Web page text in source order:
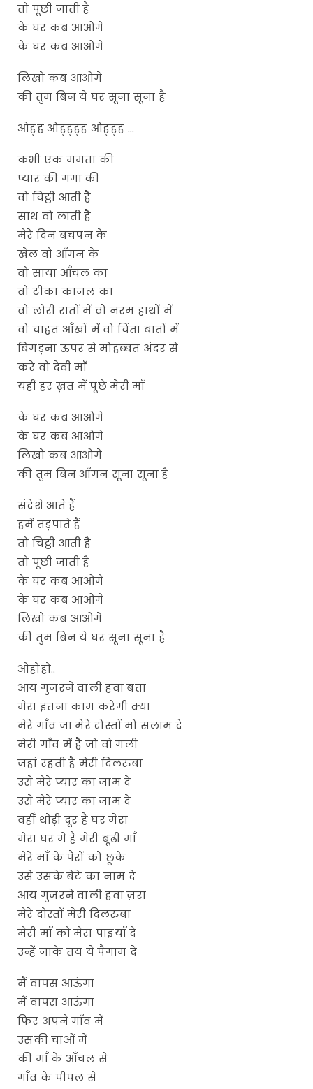
तो पूछी जाती है
के घर कब आओगे
के घर कब आओगे
लिखो कब आओगे
की तुम बिन ये घर सूना सूना है
ओह्ह ओह्ह्ह्ह ओह्ह्ह …
कभी एक ममता की
प्यार की गंगा की
वो चिट्ठी आती है
साथ वो लाती है
मेरे दिन बचपन के
खेल वो आँगन के
वो साया आँचल का
वो टीका काजल का
वो लोरी रातों में वो नरम हाथों में
वो चाहत आँखों में वो चिंता बातों में
बिगड़ना ऊपर से मोहब्बत अंदर से
करे वो देवी माँ
यहीं हर ख़त में पूछे मेरी माँ
के घर कब आओगे
के घर कब आओगे
लिखो कब आओगे
की तुम बिन आँगन सूना सूना है
संदेशे आते हैं
हमें तड़पाते हैं
तो चिट्ठी आती है
तो पूछी जाती है
के घर कब आओगे
के घर कब आओगे
लिखो कब आओगे
की तुम बिन ये घर सूना सूना है
ओहोहो..
आय गुजरने वाली हवा बता
मेरा इतना काम करेगी क्या
मेरे गाँव जा मेरे दोस्तों मो सलाम दे
मेरी गाँव में है जो वो गली
जहां रहती है मेरी दिलरुबा
उसे मेरे प्यार का जाम दे
उसे मेरे प्यार का जाम दे
वहीँ थोड़ी दूर है घर मेरा
मेरा घर में है मेरी बूढी माँ
मेरे माँ के पैरों को छूके
उसे उसके बेटे का नाम दे
आय गुजरने वाली हवा ज़रा
मेरे दोस्तों मेरी दिलरुबा
मेरी माँ को मेरा पाइयाँ दे
उन्हें जाके तय ये पैगाम दे
मैं वापस आऊंगा
मैं वापस आऊंगा
फिर अपने गाँव में
उसकी चाओं में
की माँ के आँचल से
गाँव के पीपल से